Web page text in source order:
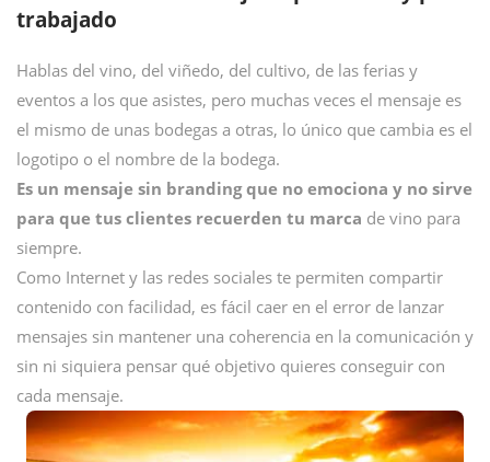
trabajado
Hablas del vino, del viñedo, del cultivo, de las ferias y
eventos a los que asistes, pero muchas veces el mensaje es
el mismo de unas bodegas a otras, lo único que cambia es el
logotipo o el nombre de la bodega.
Es un mensaje sin branding que no emociona y no sirve
para que tus clientes recuerden tu marca de vino para
siempre.
Como Internet y las redes sociales te permiten compartir
contenido con facilidad, es fácil caer en el error de lanzar
mensajes sin mantener una coherencia en la comunicación y
sin ni siquiera pensar qué objetivo quieres conseguir con
cada mensaje.